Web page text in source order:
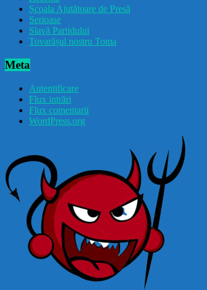
Școala Ajutătoare de Presă
Serioase
Slavă Partidului
Tovarășul nostru Toma
Meta
Autentificare
Flux intrări
Flux comentarii
WordPress.org